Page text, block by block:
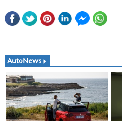
AutoNews